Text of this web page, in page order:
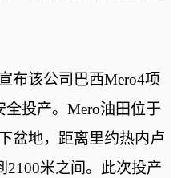
布该公司巴西Mero4项
全投产。Mero油田位于
盆地，距离里约热内卢
2100米之间。此次投产